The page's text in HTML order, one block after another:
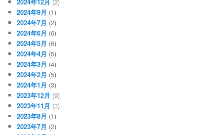
2024年9月 (1)
2024年7月 (2)
2024年6月 (6)
2024年5月 (6)
2024年4月 (5)
2024年3月 (4)
2024年2月 (5)
2024年1月 (3)
2023年12月 (9)
2023年11月 (3)
2023年8月 (1)
2023年7月 (2)